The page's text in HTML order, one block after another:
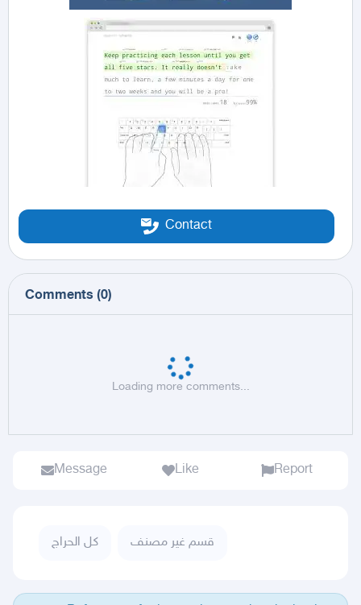
Contact
Comments (0)
Loading more comments...
Message Like Report
كل الحراج قسم غير مصنف